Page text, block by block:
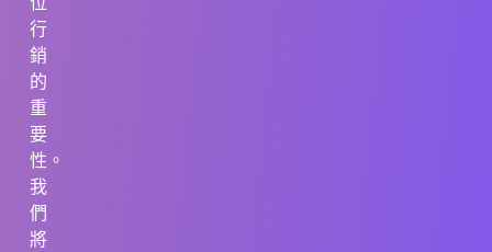
行
銷
的
重
要
性。
我
們
將